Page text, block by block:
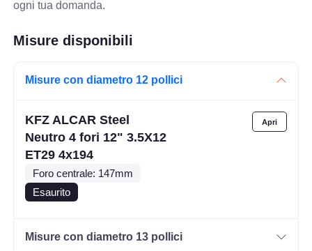
ogni tua domanda.
Misure disponibili
Misure con diametro 12 pollici
KFZ ALCAR Steel
Neutro 4 fori 12" 3.5X12
ET29 4x194
Foro centrale: 147mm
Esaurito
Misure con diametro 13 pollici